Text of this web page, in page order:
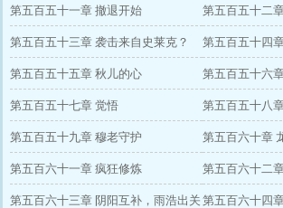
第五百五十一章 撤退开始 第五百五十二
第五百五十三章 袭击来自史莱克？ 第五百五十四
第五百五十五章 秋儿的心 第五百五十六
第五百五十七章 觉悟 第五百五十八
第五百五十九章 穆老守护 第五百六十章
第五百六十一章 疯狂修炼 第五百六十二
第五百六十三章 阴阳互补，雨浩出关 第五百六十四